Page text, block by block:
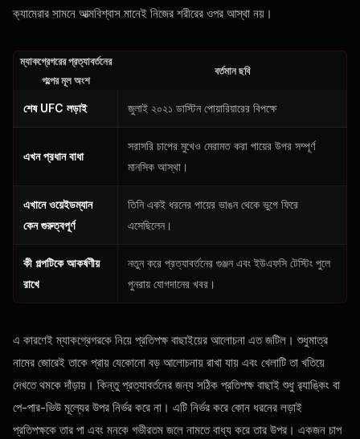
ক্যামেরার সামনে আত্মবিশ্বাস মানেই নিজের শরীরের ওপর আস্থা নয়।
ম্যাকগ্রেগরের প্রত্যাবর্তনের
গল্পের মূল অংশ
বর্তমান ছবি
শেষ UFC লড়াই জুলাই ২০২১ ডাস্টিন পোয়ারিয়ারের বিপক্ষে
এখন প্রধান বাধা
সরাসরি চাপের মুখেও মেরামত করা পায়ের উপর সম্পূর্ণ
মানসিক আস্থা।
এখানে ওয়েইডম্যান
কেন গুরুত্বপূর্ণ
তিনি একই ধরনের পায়ের ভাঙন থেকে ভুগে ফিরে
এসেছিলেন।
কী গল্পটিকে আকর্ষণীয়
রাখে
নতুন করে প্রত্যাবর্তনের গুঞ্জন এবং ইউএফসি টেস্টিং পুলে
পুনরায় যোগদানের খবর।
এ কারণেই ম্যাকগ্রেগরকে নিয়ে প্রতিপক্ষ বাছাইয়ের আলোচনা এত জটিল। শুধুমাত্র
নামের জোরেই তাকে প্রায় যেকোনো বড় আলোচনায় রাখা যায় এবং খেলাটি তা খতিয়ে
দেখতে থমকে দাঁড়ায়। কিন্তু প্রত্যাবর্তনের জন্য সঠিক প্রতিপক্ষ বাছাই শুধু র‍্যাঙ্কিং বা
পে-পার-ভিউ মূল্যের উপর নির্ভর করে না। এটি নির্ভর করে কোন ধরনের লড়াই
প্রতিপক্ষকে তার পা এবং মনকে গভীরতম জলে নামতে বাধ্য করে তার উপর। একজন চাপ